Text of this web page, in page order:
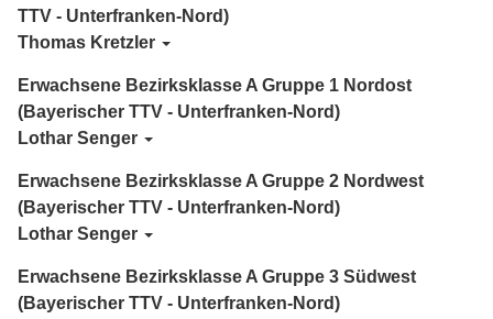
TTV - Unterfranken-Nord)
Thomas Kretzler
Erwachsene Bezirksklasse A Gruppe 1 Nordost
(Bayerischer TTV - Unterfranken-Nord)
Lothar Senger
Erwachsene Bezirksklasse A Gruppe 2 Nordwest
(Bayerischer TTV - Unterfranken-Nord)
Lothar Senger
Erwachsene Bezirksklasse A Gruppe 3 Südwest
(Bayerischer TTV - Unterfranken-Nord)